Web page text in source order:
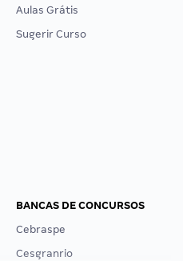
Aulas Grátis
Sugerir Curso
BANCAS DE CONCURSOS
Cebraspe
Cesgranrio